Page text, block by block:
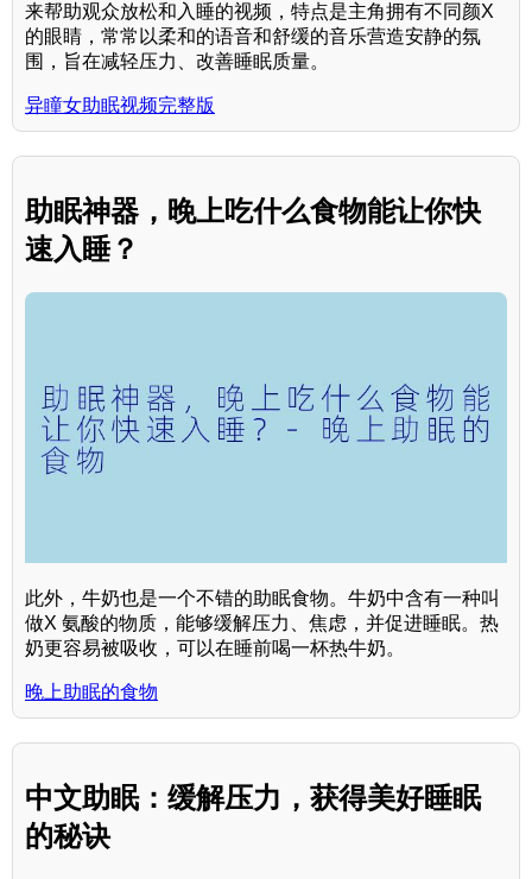
来帮助观众放松和入睡的视频，特点是主角拥有不同颜X
的眼睛，常常以柔和的语音和舒缓的音乐营造安静的氛
围，旨在减轻压力、改善睡眠质量。
异瞳女助眠视频完整版
助眠神器，晚上吃什么食物能让你快
速入睡？
此外，牛奶也是一个不错的助眠食物。牛奶中含有一种叫
做X 氨酸的物质，能够缓解压力、焦虑，并促进睡眠。热
奶更容易被吸收，可以在睡前喝一杯热牛奶。
晚上助眠的食物
中文助眠：缓解压力，获得美好睡眠
的秘诀